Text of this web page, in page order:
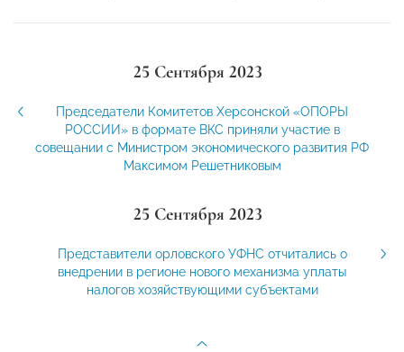
25 Сентября 2023
Председатели Комитетов Херсонской «ОПОРЫ
РОССИИ» в формате ВКС приняли участие в
совещании с Министром экономического развития РФ
Максимом Решетниковым
25 Сентября 2023
Представители орловского УФНС отчитались о
внедрении в регионе нового механизма уплаты
налогов хозяйствующими субъектами